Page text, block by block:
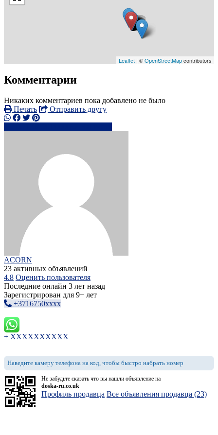
Leaflet | ©OpenStreetMapcontributors
Комментарии
Никаких комментариев пока добавлено не было
Печать
Отправить другу
ACORN
23 активных объявлений
4.8 Оценить пользователя
Последние онлайн 3 лет назад
Зарегистрирован для 9+ лет
+3716750xxxx
+ XXXXXXXXXX
Наведите камеру телефона на код, чтобы быстро набрать номер
Не забудьте сказать что вы нашли объявление на
doska-ru.co.uk
Профиль продавца Все объявления продавца (23)